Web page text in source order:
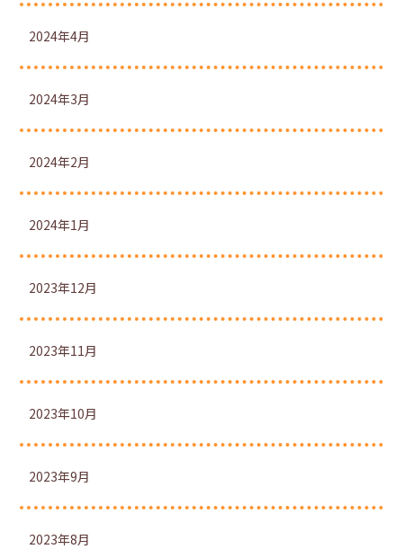
2024年4月
2024年3月
2024年2月
2024年1月
2023年12月
2023年11月
2023年10月
2023年9月
2023年8月